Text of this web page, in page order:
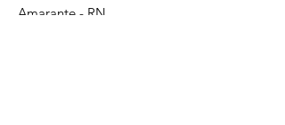
Amarante - RN